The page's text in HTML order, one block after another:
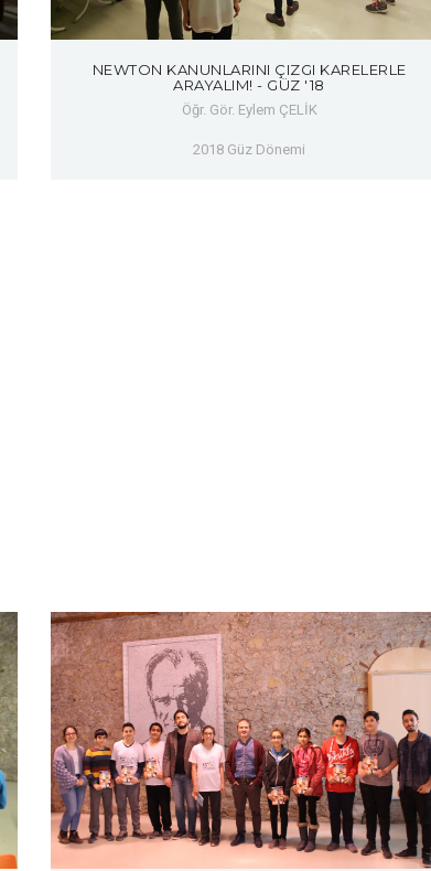
NEWTON KANUNLARINI ÇIZGI KARELERLE
ARAYALIM! - GÜZ '18
Öğr. Gör. Eylem ÇELİK
2018 Güz Dönemi